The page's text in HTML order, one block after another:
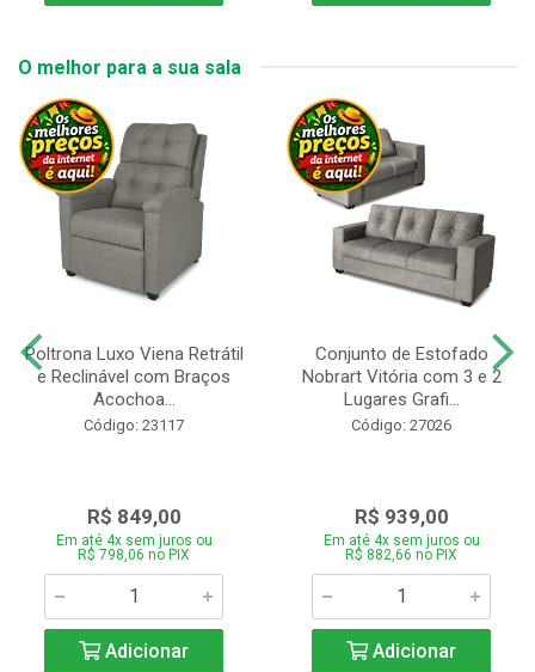
O melhor para a sua sala
Poltrona Luxo Viena Retrátil
e Reclinável com Braços
Acochoa...
Código: 23117
R$ 849,00
Em até 4x sem juros ou
R$ 798,06 no PIX
Adicionar
Conjunto de Estofado
Nobrart Vitória com 3 e 2
Lugares Grafi...
Código: 27026
R$ 939,00
Em até 4x sem juros ou
R$ 882,66 no PIX
Adicionar